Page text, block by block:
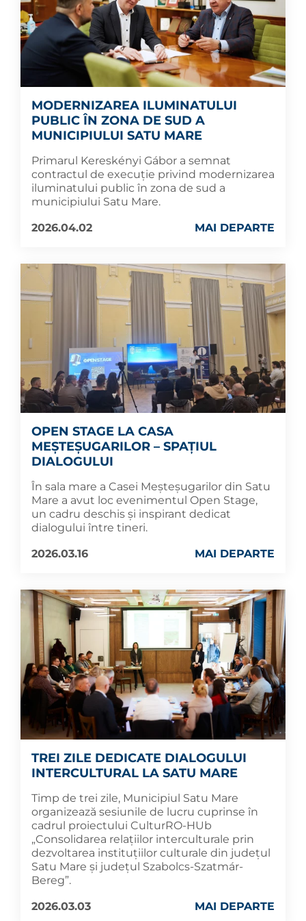
MODERNIZAREA ILUMINATULUI
PUBLIC ÎN ZONA DE SUD A
MUNICIPIULUI SATU MARE
Primarul Kereskényi Gábor a semnat
contractul de execuție privind modernizarea
iluminatului public în zona de sud a
municipiului Satu Mare.
2026.04.02
MAI DEPARTE
OPEN STAGE LA CASA
MEȘTEȘUGARILOR – SPAȚIUL
DIALOGULUI
În sala mare a Casei Meșteșugarilor din Satu
Mare a avut loc evenimentul Open Stage,
un cadru deschis și inspirant dedicat
dialogului între tineri.
2026.03.16
MAI DEPARTE
TREI ZILE DEDICATE DIALOGULUI
INTERCULTURAL LA SATU MARE
Timp de trei zile, Municipiul Satu Mare
organizează sesiunile de lucru cuprinse în
cadrul proiectului CulturRO-HUb
„Consolidarea relațiilor interculturale prin
dezvoltarea instituțiilor culturale din județul
Satu Mare și județul Szabolcs-Szatmár-
Bereg”.
2026.03.03
MAI DEPARTE